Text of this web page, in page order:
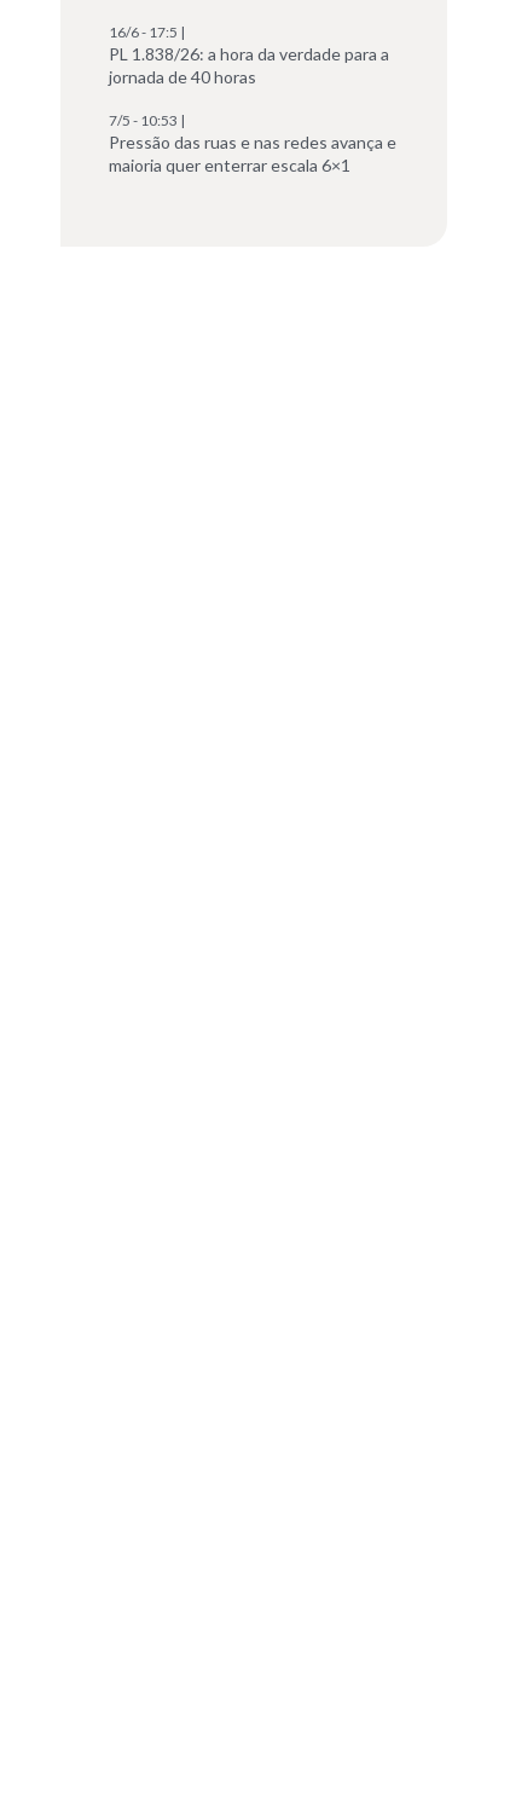
16/6 - 17:5 |
PL 1.838/26: a hora da verdade para a
jornada de 40 horas
7/5 - 10:53 |
Pressão das ruas e nas redes avança e
maioria quer enterrar escala 6×1